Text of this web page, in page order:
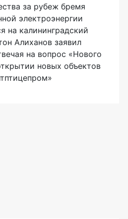
за рубеж бремя
электроэнергии
на калининградский
Алиханов заявил
на вопрос «Нового
новых объектов